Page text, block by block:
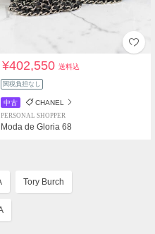
¥402,550送料込
関税負担なし
中古 CHANEL
PERSONAL SHOPPER
Moda de Gloria 68
Tory Burch